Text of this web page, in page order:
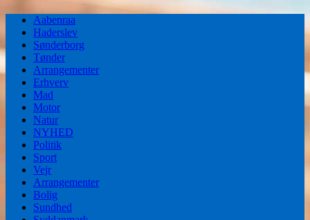
Aabenraa
Haderslev
Sønderborg
Tønder
Arrangementer
Erhverv
Mad
Motor
Natur
NYHED
Politik
Sport
Vejr
Arrangementer
Bolig
Sundhed